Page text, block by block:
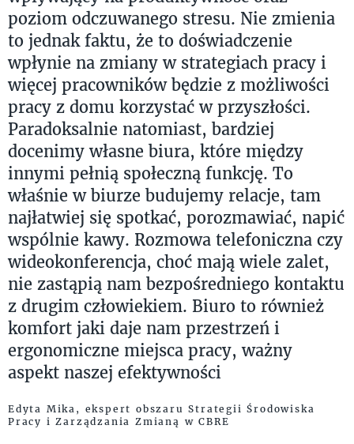
poziom odczuwanego stresu. Nie zmienia
to jednak faktu, że to doświadczenie
wpłynie na zmiany w strategiach pracy i
więcej pracowników będzie z możliwości
pracy z domu korzystać w przyszłości.
Paradoksalnie natomiast, bardziej
docenimy własne biura, które między
innymi pełnią społeczną funkcję. To
właśnie w biurze budujemy relacje, tam
najłatwiej się spotkać, porozmawiać, napić
wspólnie kawy. Rozmowa telefoniczna czy
wideokonferencja, choć mają wiele zalet,
nie zastąpią nam bezpośredniego kontaktu
z drugim człowiekiem. Biuro to również
komfort jaki daje nam przestrzeń i
ergonomiczne miejsca pracy, ważny
aspekt naszej efektywności
Edyta Mika, ekspert obszaru Strategii Środowiska
Pracy i Zarządzania Zmianą w CBRE